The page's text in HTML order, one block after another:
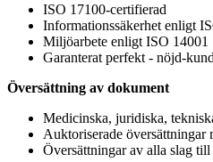
ISO 17100-certifierad
Informationssäkerhet enligt
Miljöarbete enligt ISO 14001
Garanterat perfekt - nöjd-
Översättning av dokument
Medicinska, juridiska,
Auktoriserade översättningar
Översättningar av alla slag